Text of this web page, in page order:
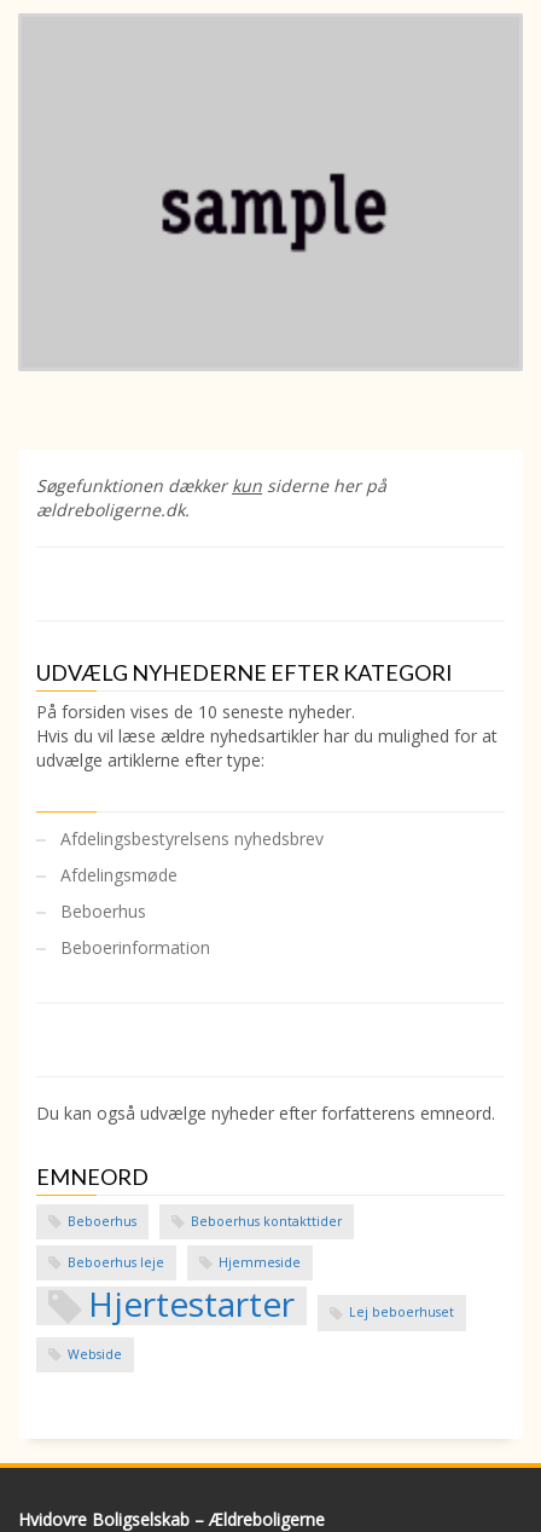
Søgefunktionen dækkerkun siderne her på
ældreboligerne.dk.
UDVÆLG NYHEDERNE EFTER KATEGORI
På forsiden vises de 10 seneste nyheder.
Hvis du vil læse ældre nyhedsartikler har du mulighed for at
udvælge artiklerne efter type:
Afdelingsbestyrelsens nyhedsbrev
Afdelingsmøde
Beboerhus
Beboerinformation
Du kan også udvælge nyheder efter forfatterens emneord.
EMNEORD
Beboerhus Beboerhus kontakttider
Beboerhus leje Hjemmeside
Hjertestarter Lej beboerhuset
Webside
Hvidovre Boligselskab – Ældreboligerne